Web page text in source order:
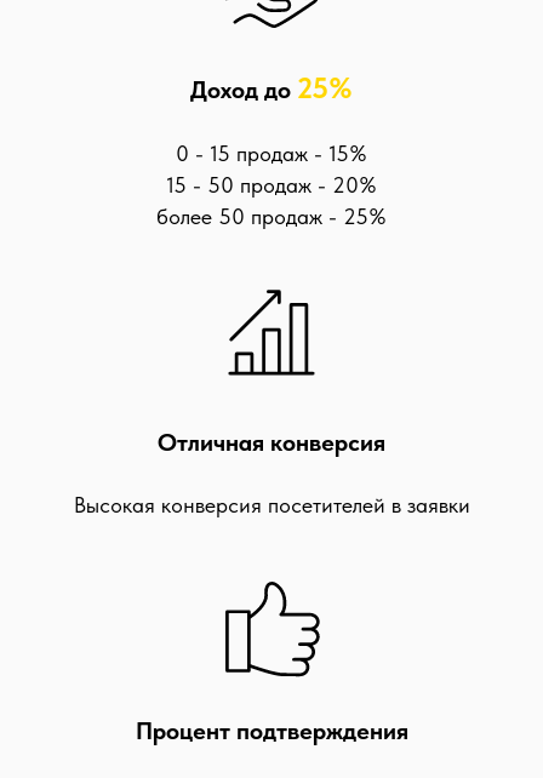
Доход до 25%
0 - 15 продаж - 15%
15 - 50 продаж - 20%
более 50 продаж - 25%
Отличная конверсия
Высокая конверсия посетителей в заявки
Процент подтверждения